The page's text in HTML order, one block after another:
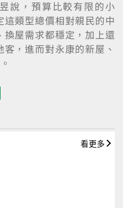
說，預算比較有限的小
類型總價相對親民的中
屋需求都穩定，加上還
，進而對永康的新屋、
看更多